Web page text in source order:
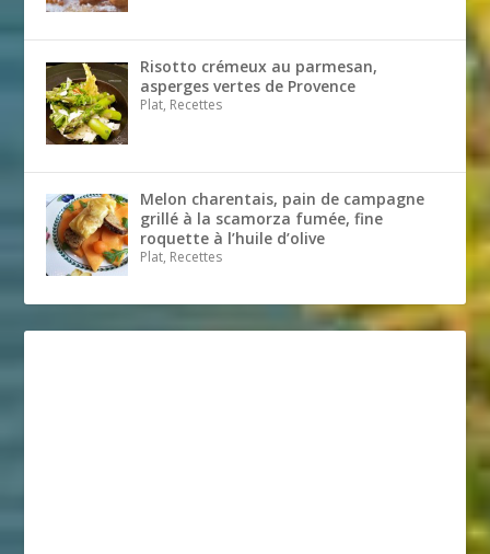
Risotto crémeux au parmesan,
asperges vertes de Provence
Plat, Recettes
Melon charentais, pain de campagne
grillé à la scamorza fumée, fine
roquette à l’huile d’olive
Plat, Recettes